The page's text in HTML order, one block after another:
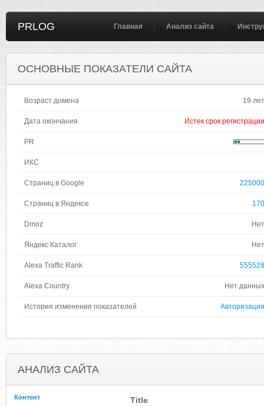
PRLOG Главная Анализ сайта
ОСНОВНЫЕ ПОКАЗАТЕЛИ САЙТА
Возраст домена 19 лет
Дата окончания Истек срок регистрации
PR
ИКС
Страниц в Google 225000
Страниц в Яндексе 170
Dmoz Нет
Яндекс Каталог Нет
Alexa Traffic Rank 555528
Alexa Country Нет данных
История изменения показателей Авторизация
АНАЛИЗ САЙТА
Контент Title